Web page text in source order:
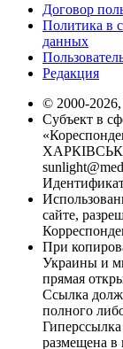
Договор
Политика в
данных
Редакция
© 2000-2026,
Субъект в
сайте,
При
Украины и
прямая
Ссылка
полного
размещена в